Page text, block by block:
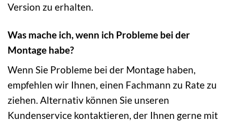
Version zu erhalten.
Was mache ich, wenn ich Probleme bei der
Montage habe?
Wenn Sie Probleme bei der Montage haben,
empfehlen wir Ihnen, einen Fachmann zu Rate zu
ziehen. Alternativ können Sie unseren
Kundenservice kontaktieren, der Ihnen gerne mit